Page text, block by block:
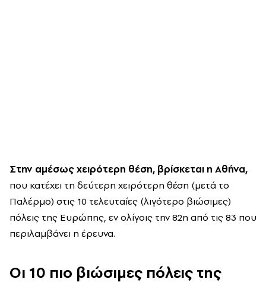
Στην αμέσως χειρότερη θέση, βρίσκεται η Αθήνα,
που κατέχει τη δεύτερη χειρότερη θέση (μετά το
Παλέρμο) στις 10 τελευταίες (λιγότερο βιώσιμες)
πόλεις της Ευρώπης, εν ολίγοις την 82η από τις 83 που
περιλαμβάνει η έρευνα.
Οι 10 πιο βιώσιμες πόλεις της